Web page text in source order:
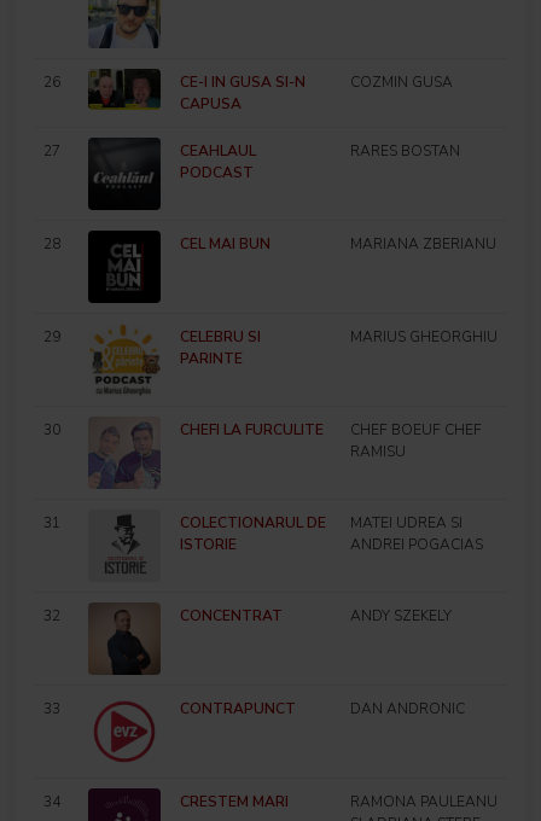
26
CE-I IN GUSA SI-N
CAPUSA
COZMIN GUSA
27
CEAHLAUL
PODCAST
RARES BOSTAN
28 CEL MAI BUN MARIANA ZBERIANU
29
CELEBRU SI
PARINTE
MARIUS GHEORGHIU
30 CHEFI LA FURCULITE
CHEF BOEUF CHEF
RAMISU
31
COLECTIONARUL DE
ISTORIE
MATEI UDREA SI
ANDREI POGACIAS
32 CONCENTRAT ANDY SZEKELY
33 CONTRAPUNCT DAN ANDRONIC
34 CRESTEM MARI
RAMONA PAULEANU